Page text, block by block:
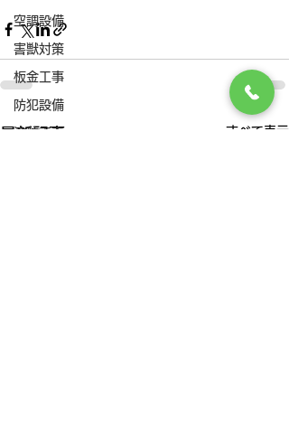
空調設備
害獣対策
板金工事
防犯設備
塗装工事
最新記事 すべて表示